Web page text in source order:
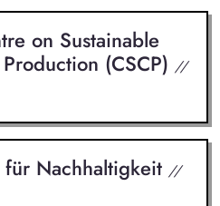
on Sustainable
(CSCP) //
für Nachhaltigkeit //